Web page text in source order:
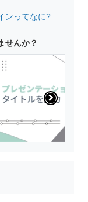
ンってなに?
せんか？